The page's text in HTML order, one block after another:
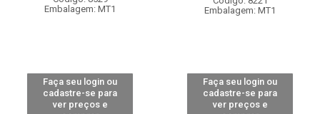
Embalagem: MT1
Faça seu login ou
cadastre-se para
ver preços e
Embalagem: MT1
Faça seu login ou
cadastre-se para
ver preços e